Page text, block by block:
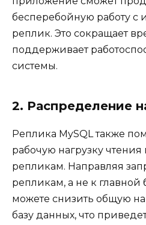
бесперебойную работу с
реплик. Это сокращает
поддерживает
системы.
2. Распределение
Реплика MySQL также
рабочую нагрузку
репликам. Направляя
репликам, а не к главной
можете снизить общую
базу данных, что